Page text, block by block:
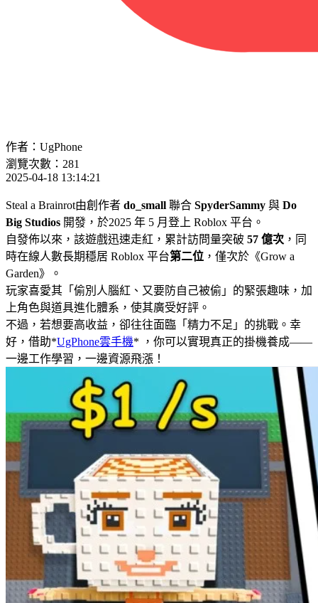
作者：UgPhone
瀏覽次數：281
2025-04-18 13:14:21
Steal a Brainrot由創作者 do_small 聯合 SpyderSammy 與 Do
Big Studios 開發，於2025 年 5 月登上 Roblox 平台。
自發佈以來，該遊戲迅速走紅，累計訪問量突破 57 億次 ，同
時在線人數長期穩居 Roblox 平台第二位 ，僅次於《Grow a
Garden》。
玩家喜愛其「偷別人腦紅、又要防自己被偷」的緊張趣味，加
上角色與道具進化體系，使其廣受好評。
不過，若想要高收益，卻往往面臨「精力不足」的挑戰。幸
好，借助*UgPhone雲手機* ，你可以實現真正的掛機養成——
一邊工作學習，一邊資源飛漲！